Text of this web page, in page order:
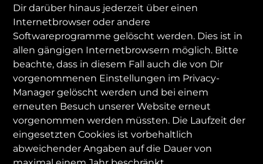
Dir darüber hinaus jederzeit über einen
Internetbrowser oder andere
Softwareprogramme gelöscht werden. Dies ist in
allen gängigen Internetbrowsern möglich. Bitte
beachte, dass in diesem Fall auch die von Dir
vorgenommenen Einstellungen im Privacy-
Manager gelöscht werden und bei einem
erneuten Besuch unserer Website erneut
vorgenommen werden müssten. Die Laufzeit der
eingesetzten Cookies ist vorbehaltlich
abweichender Angaben auf die Dauer von